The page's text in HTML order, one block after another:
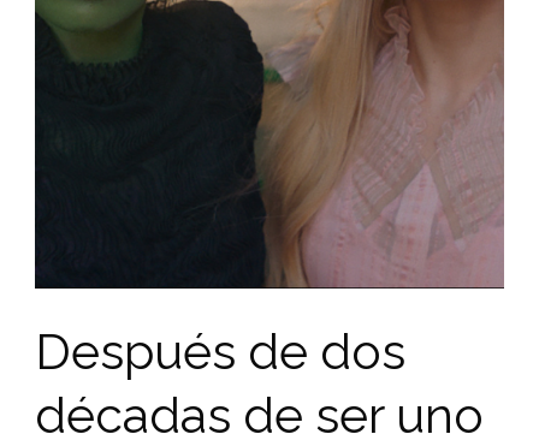
Después de dos
décadas de ser uno